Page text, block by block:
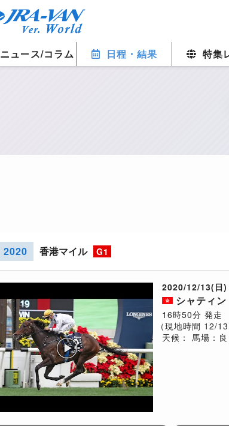
ニュース/コラム 日程・結果 特集
2020 香港マイル G1
2020/12/13(日)
シャティン
16時50分 発走
（現地時間 12/
天候： 馬場：良